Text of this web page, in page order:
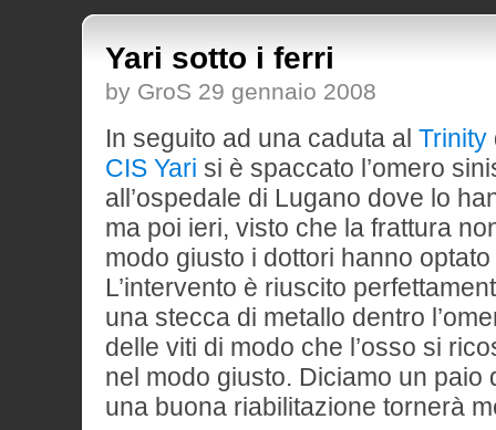
Yari sotto i ferri
by GroS 29 gennaio 2008
In seguito ad una caduta al Trinity
CIS Yari si è spaccato l’omero
all’ospedale di Lugano dove lo
ma poi ieri, visto che la frattura
modo giusto i dottori hanno
L’intervento è riuscito
una stecca di metallo dentro
delle viti di modo che l’osso si
nel modo giusto. Diciamo un paio
una buona riabilitazione tornerà